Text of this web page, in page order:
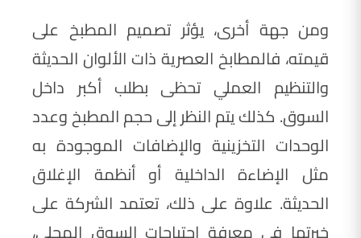
ومن جهة أخرى، يؤثر تصميم المطبخ على
قيمته، فالمطابخ العصرية ذات الألوان الحديثة
والتنظيم العملي تحظى بطلب أكبر داخل
السوق. كذلك يتم النظر إلى حجم المطبخ وعدد
الوحدات التخزينية والإضافات الموجودة به
مثل الإضاءة الداخلية أو أنظمة الإغلاق
الحديثة. علاوة على ذلك، تعتمد الشركة على
خبرتها في معرفة احتياجات السوق المحلي،